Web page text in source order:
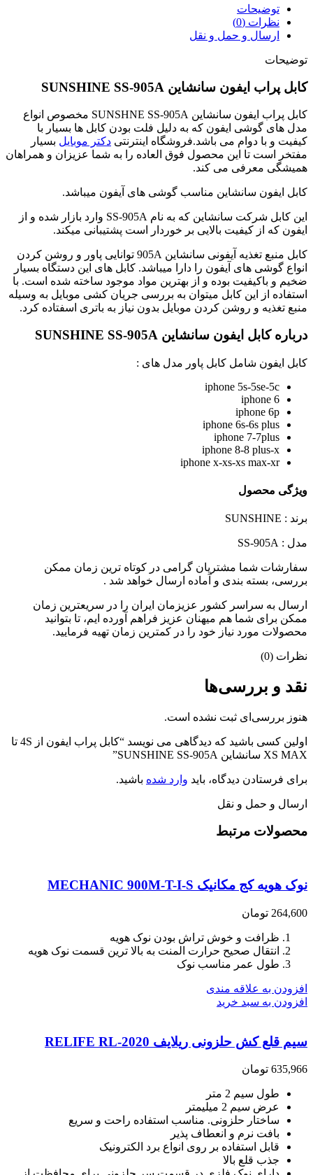
توضیحات
نظرات (0)
ارسال و حمل و نقل
توضیحات
کابل پراب ایفون سانشاین SUNSHINE SS-905A
کابل پراب ایفون سانشاین SUNSHNE SS-905A مخصوص انواع
مدل های گوشی ایفون که به دلیل فلت بودن کابل ها بسیار با
کیفیت و با دوام می باشد.فروشگاه اینترنتی دکتر موبایل بسیار
مفتخر است تا این محصول فوق العاده را به شما عزیزان و همراهان
همیشگی معرفی می کند.
کابل ایفون سانشاین مناسب گوشی های آیفون میباشد.
این کابل شرکت سانشاین که به نام SS-905A وارد بازار شده و از
ایفون که از کیفیت بالایی بر خوردار است پشتیبانی میکند.
کابل منبع تغذیه آیفونی سانشاین 905A توانایی پاور و روشن کردن
انواع گوشی های آیفون را دارا میباشد. کابل های این دستگاه بسیار
ضخیم و باکیفیت بوده و از بهترین مواد موجود ساخته شده است. با
استفاده از این کابل میتوان به بررسی جریان کشی موبایل به وسیله
منبع تغذیه و روشن کردن موبایل بدون نیاز به باتری اسفتاده کرد.
درباره کابل ایفون سانشاین SUNSHINE SS-905A
کابل ایفون شامل کابل پاور مدل های :
iphone 5s-5se-5c
iphone 6
iphone 6p
iphone 6s-6s plus
iphone 7-7plus
iphone 8-8 plus-x
iphone x-xs-xs max-xr
ویژگی محصول
برند : SUNSHINE
مدل : SS-905A
سفارشات شما مشتریان گرامی در کوتاه ترین زمان ممکن
بررسی، بسته بندی و آماده ارسال خواهد شد .
ارسال به سراسر کشور عزیزمان ایران را در سریعترین زمان
ممکن برای شما هم میهنان عزیز فراهم آورده ایم، تا بتوانید
محصولات مورد نیاز خود را در کمترین زمان تهیه فرمایید.
نظرات (0)
نقد و بررسی‌ها
هنوز بررسی‌ای ثبت نشده است.
اولین کسی باشید که دیدگاهی می نویسد “کابل پراب ایفون از 4S تا
XS MAX سانشاین SUNSHINE SS-905A”
برای فرستادن دیدگاه، باید وارد شده باشید.
ارسال و حمل و نقل
محصولات مرتبط
نوک هویه کج مکانیک MECHANIC 900M-T-I-S
264,600 تومان
ظرافت و خوش تراش بودن نوک هویه
انتقال صحیح حرارت المنت به بالا ترین قسمت نوک هویه
طول عمر مناسب نوک
افزودن به علاقه مندی
افزودن به سبد خرید
سیم قلع کش حلزونی ریلایف RELIFE RL-2020
635,966 تومان
طول سیم 2 متر
عرض سیم 2 میلیمتر
ساختار حلزونی. مناسب استفاده راحت و سریع
بافت نرم و انعطاف پذیر
قابل استفاده بر روی انواع برد الکترونیک
جذب قلع بالا